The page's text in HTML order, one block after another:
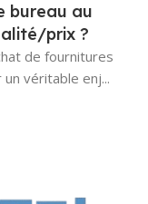
bureau au
prix ?
de fournitures
véritable enj...